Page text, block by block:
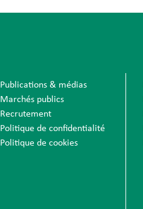
Publications & médias
Marchés publics
Recrutement
Politique de confidentialité
Politique de cookies